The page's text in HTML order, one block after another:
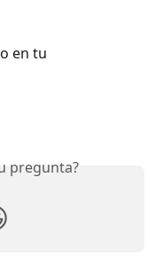
en tu
pregunta?